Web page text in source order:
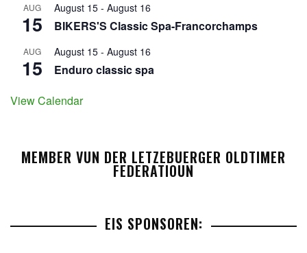
AUG
15
August 15 - August 16
BIKERS'S Classic Spa-Francorchamps
AUG
15
August 15 - August 16
Enduro classic spa
View Calendar
MEMBER VUN DER LETZEBUERGER OLDTIMER
FEDERATIOUN
EIS SPONSOREN: